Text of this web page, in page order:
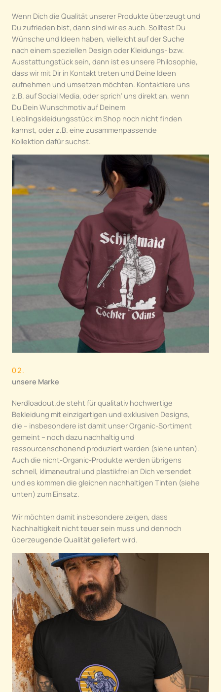
Wenn Dich die Qualität unserer Produkte überzeugt und
Du zufrieden bist, dann sind wir es auch. Solltest Du
Wünsche und Ideen haben, vielleicht auf der Suche
nach einem speziellen Design oder Kleidungs- bzw.
Ausstattungstück sein, dann ist es unsere Philosophie,
dass wir mit Dir in Kontakt treten und Deine Ideen
aufnehmen und umsetzen möchten. Kontaktiere uns
z.B. auf Social Media, oder sprich‘ uns direkt an, wenn
Du Dein Wunschmotiv auf Deinem
Lieblingskleidungsstück im Shop noch nicht finden
kannst, oder z.B. eine zusammenpassende
Kollektion dafür suchst.
02.
unsere Marke
Nerdloadout.de steht für qualitativ hochwertige
Bekleidung mit einzigartigen und exklusiven Designs,
die – insbesondere ist damit unser Organic-Sortiment
gemeint – noch dazu nachhaltig und
ressourcenschonend produziert werden (siehe unten).
Auch die nicht-Organic-Produkte werden übrigens
schnell, klimaneutral und plastikfrei an Dich versendet
und es kommen die gleichen nachhaltigen Tinten (siehe
unten) zum Einsatz.
Wir möchten damit insbesondere zeigen, dass
Nachhaltigkeit nicht teuer sein muss und dennoch
überzeugende Qualität geliefert wird.